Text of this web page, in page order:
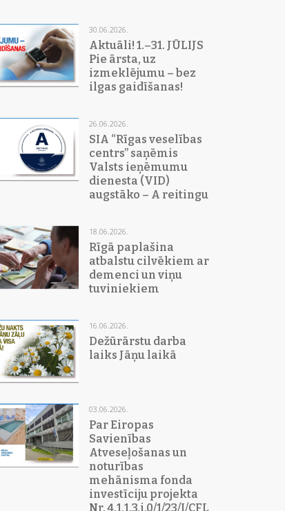
30.06.2026.
Aktuāli! 1.–31. JŪLIJS
Pie ārsta, uz
izmeklējumu – bez
ilgas gaidīšanas!
26.06.2026.
SIA “Rīgas veselības
centrs” saņēmis
Valsts ieņēmumu
dienesta (VID)
augstāko – A reitingu
18.06.2026.
Rīgā paplašina
atbalstu cilvēkiem ar
demenci un viņu
tuviniekiem
16.06.2026.
Dežūrārstu darba
laiks Jāņu laikā
03.06.2026.
Par Eiropas
Savienības
Atveseļošanas un
noturības
mehānisma fonda
investīciju projekta
Nr. 4.1.1.3.i.0/1/23/I/CFLA/015